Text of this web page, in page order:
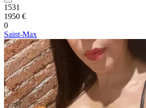
1531
1950 €
0
Saint-Max